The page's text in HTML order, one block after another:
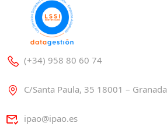
(+34) 958 80 60 74
C/Santa Paula, 35 18001 – Granada
ipao@ipao.es